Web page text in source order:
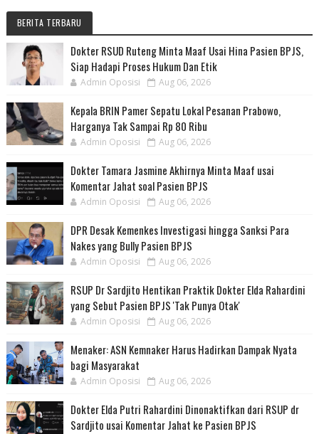
BERITA TERBARU
Dokter RSUD Ruteng Minta Maaf Usai Hina Pasien BPJS,
Siap Hadapi Proses Hukum Dan Etik
Admin Oposisi Aug 06, 2026
Kepala BRIN Pamer Sepatu Lokal Pesanan Prabowo,
Harganya Tak Sampai Rp 80 Ribu
Admin Oposisi Aug 06, 2026
Dokter Tamara Jasmine Akhirnya Minta Maaf usai
Komentar Jahat soal Pasien BPJS
Admin Oposisi Aug 06, 2026
DPR Desak Kemenkes Investigasi hingga Sanksi Para
Nakes yang Bully Pasien BPJS
Admin Oposisi Aug 06, 2026
RSUP Dr Sardjito Hentikan Praktik Dokter Elda Rahardini
yang Sebut Pasien BPJS 'Tak Punya Otak'
Admin Oposisi Aug 06, 2026
Menaker: ASN Kemnaker Harus Hadirkan Dampak Nyata
bagi Masyarakat
Admin Oposisi Aug 06, 2026
Dokter Elda Putri Rahardini Dinonaktifkan dari RSUP dr
Sardjito usai Komentar Jahat ke Pasien BPJS